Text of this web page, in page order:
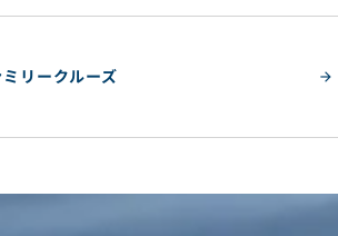
ミリークルーズ